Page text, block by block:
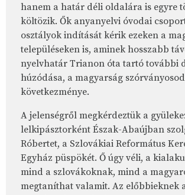
hanem a határ déli oldalára is egyre
költözik. Ők anyanyelvi óvodai
osztályok indítását kérik ezeken a
településeken is, aminek hosszabb
nyelvhatár Trianon óta tartó további
húzódása, a magyarság
következménye.
A jelenségről megkérdeztük a
lelkipásztorként Észak-Abaújban
Róbertet, a Szlovákiai Református
Egyház püspökét. Ő úgy véli, a
mind a szlovákoknak, mind a
megtaníthat valamit. Az előbbieknek